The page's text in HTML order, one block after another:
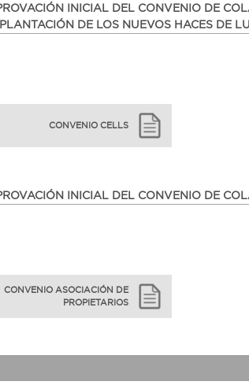
INICIAL DEL CONVENIO DE
DE LOS NUEVOS HACES DE
CONVENIO CELLS
INICIAL DEL CONVENIO DE
CONVENIO ASOCIACIÓN DE
PROPIETARIOS